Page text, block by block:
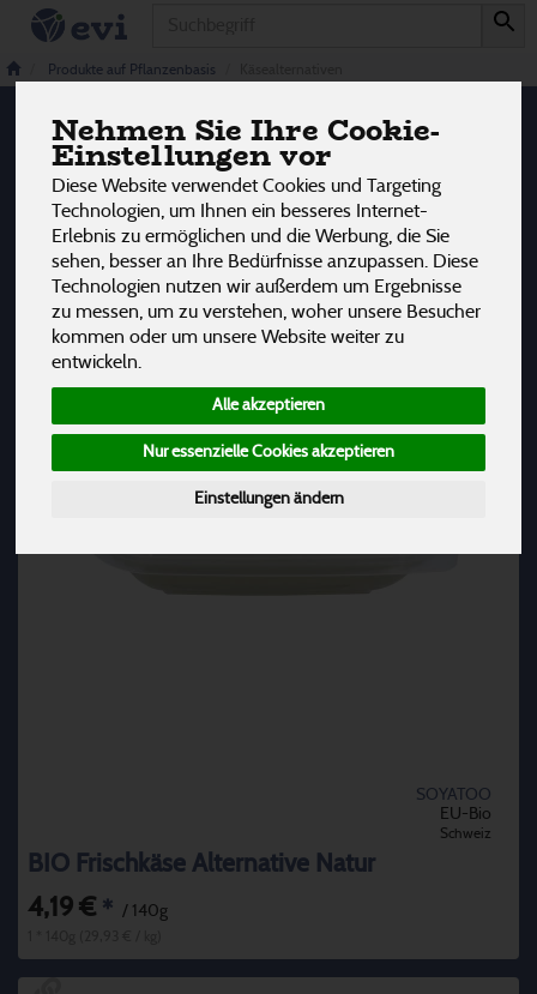
Nehmen Sie Ihre Cookie-
Einstellungen vor
Diese Website verwendet Cookies und Targeting
Technologien, um Ihnen ein besseres Internet-
Erlebnis zu ermöglichen und die Werbung, die Sie
sehen, besser an Ihre Bedürfnisse anzupassen. Diese
Technologien nutzen wir außerdem um Ergebnisse
zu messen, um zu verstehen, woher unsere Besucher
kommen oder um unsere Website weiter zu
entwickeln.
Alle akzeptieren
Nur essenzielle Cookies akzeptieren
Einstellungen ändern
Produkte auf Pflanzenbasis
Käsealternativen
Hersteller Ernährung
SOYATOO
EU-Bio
Schweiz
BIO Frischkäse Alternative Natur
4,19 € * / 140g